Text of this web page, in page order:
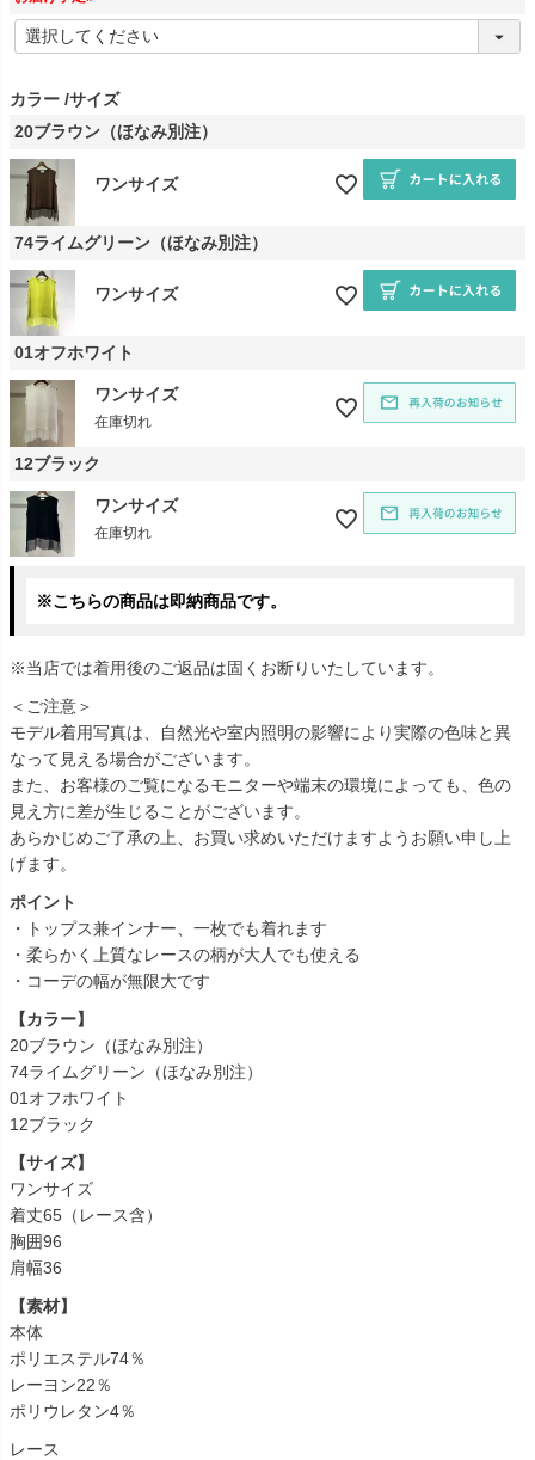
(
必
)
カラー サイズ
20ブラウン（ほなみ別注）
ワンサイズ
74ライムグリーン（ほなみ別注）
ワンサイズ
01オフホワイト
ワンサイズ
在庫切れ
12ブラック
ワンサイズ
在庫切れ
※こちらの商品は即納商品です。
※当店では着用後のご返品は固くお断りいたしています。
＜ご注意＞
モデル着用写真は、自然光や室内照明の影響により実際の色味と異
なって見える場合がございます。
また、お客様のご覧になるモニターや端末の環境によっても、色の
見え方に差が生じることがございます。
あらかじめご了承の上、お買い求めいただけますようお願い申し上
げます。
ポイント
・トップス兼インナー、一枚でも着れます
・柔らかく上質なレースの柄が大人でも使える
・コーデの幅が無限大です
【カラー】
20ブラウン（ほなみ別注）
74ライムグリーン（ほなみ別注）
01オフホワイト
12ブラック
【サイズ】
ワンサイズ
着丈65（レース含）
胸囲96
肩幅36
【素材】
本体
ポリエステル74％
レーヨン22％
ポリウレタン4％
レース